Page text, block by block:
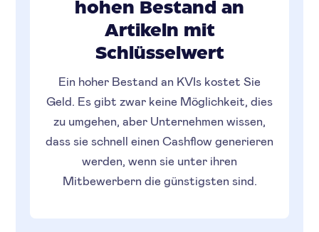
hohen Bestand an
Artikeln mit
Schlüsselwert
Ein hoher Bestand an KVIs kostet Sie
Geld. Es gibt zwar keine Möglichkeit, dies
zu umgehen, aber Unternehmen wissen,
dass sie schnell einen Cashflow generieren
werden, wenn sie unter ihren
Mitbewerbern die günstigsten sind.